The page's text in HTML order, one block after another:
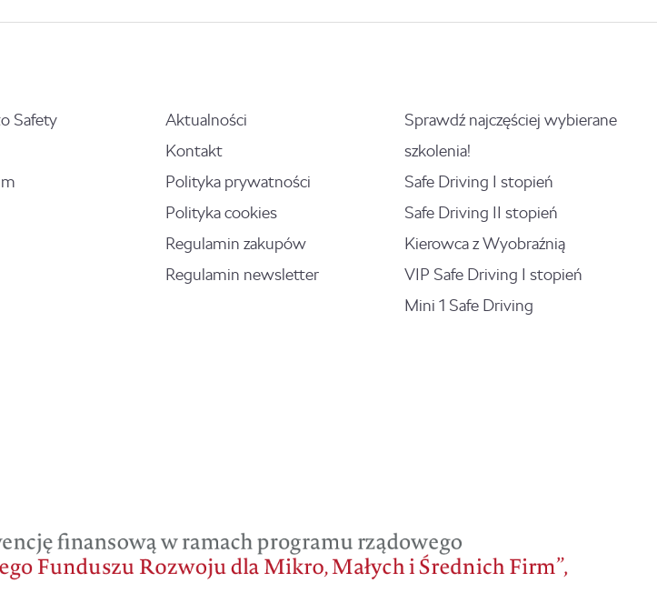
Safety
Aktualności
Kontakt
Polityka prywatności
Polityka cookies
Regulamin zakupów
Regulamin newsletter
Sprawdź najczęściej wybierane
szkolenia!
Safe Driving I stopień
Safe Driving II stopień
Kierowca z Wyobraźnią
VIP Safe Driving I stopień
Mini 1 Safe Driving